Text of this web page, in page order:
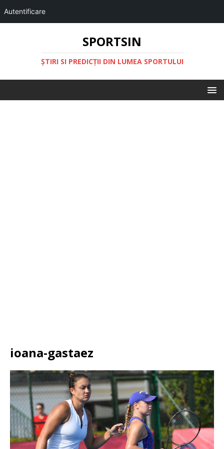
Autentificare
SPORTSIN
ŞTIRI SI PREDICŢII DIN LUMEA SPORTULUI
ioana-gastaez